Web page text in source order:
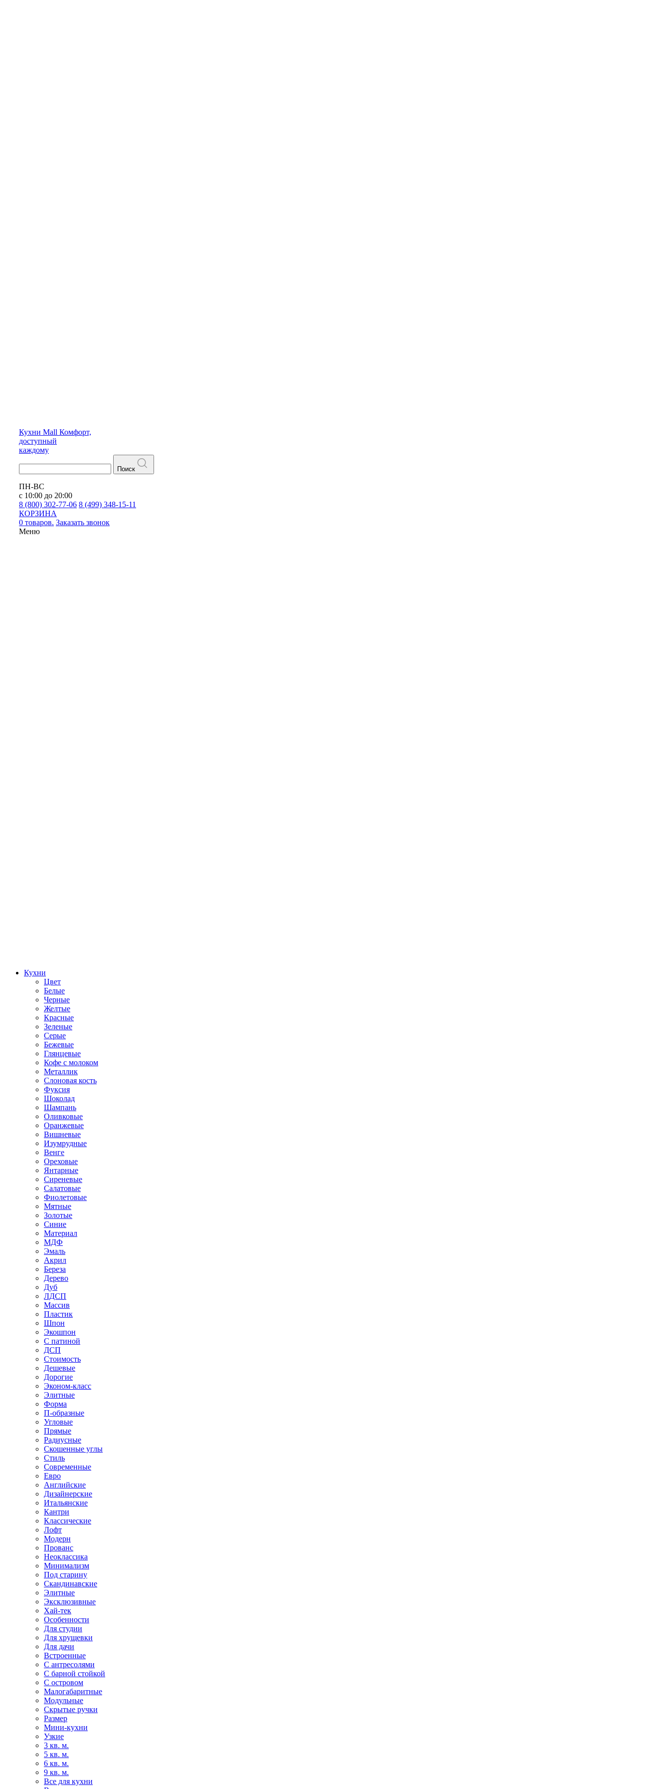
Кухни Mall Комфорт,
доступный
каждому
Поиск
ПН-ВС
с 10:00 до 20:00
8 (800) 302-77-06 8 (499) 348-15-11
КОРЗИНА
0 товаров. Заказать звонок
Меню
Кухни
Цвет
Белые
Черные
Желтые
Красные
Зеленые
Серые
Бежевые
Глянцевые
Кофе с молоком
Металлик
Слоновая кость
Фуксия
Шоколад
Шампань
Оливковые
Оранжевые
Вишневые
Изумрудные
Венге
Ореховые
Янтарные
Сиреневые
Салатовые
Фиолетовые
Мятные
Золотые
Синие
Материал
МДФ
Эмаль
Акрил
Береза
Дерево
Дуб
ЛДСП
Массив
Пластик
Шпон
Экошпон
С патиной
ДСП
Стоимость
Дешевые
Дорогие
Эконом-класс
Элитные
Форма
П-образные
Угловые
Прямые
Радиусные
Скошенные углы
Стиль
Современные
Евро
Английские
Дизайнерские
Итальянские
Кантри
Классические
Лофт
Модерн
Прованс
Неоклассика
Минимализм
Под старину
Скандинавские
Элитные
Эксклюзивные
Хай-тек
Особенности
Для студии
Для хрущевки
Для дачи
Встроенные
С антресолями
С барной стойкой
С островом
Малогабаритные
Модульные
Скрытые ручки
Размер
Мини-кухни
Узкие
3 кв. м.
5 кв. м.
6 кв. м.
9 кв. м.
Все для кухни